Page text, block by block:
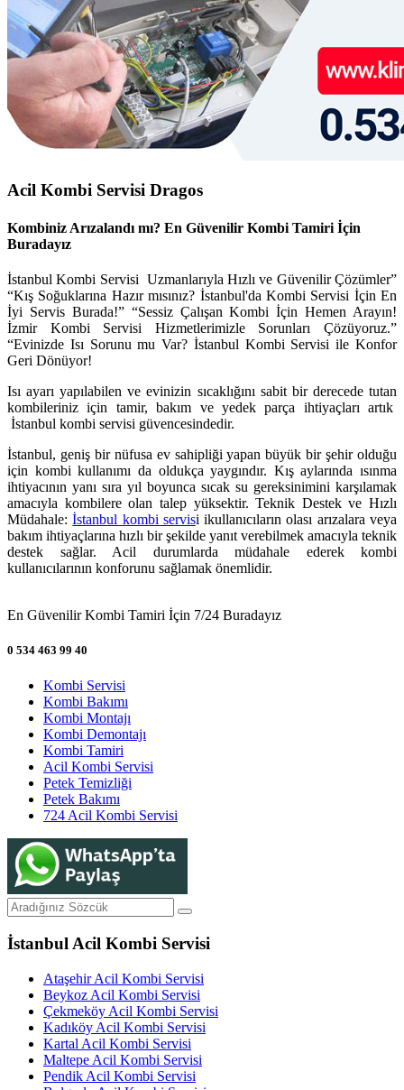
Acil Kombi Servisi Dragos
Kombiniz Arızalandı mı? En Güvenilir Kombi Tamiri İçin
Buradayız
İstanbulKombi Servisi Uzmanlarıyla Hızlı ve Güvenilir Çözümler”
“Kış Soğuklarına Hazır mısınız? İstanbul'da Kombi Servisi İçin En
İyi Servis Burada!” “Sessiz Çalışan Kombi İçin Hemen Arayın!
İzmir Kombi Servisi Hizmetlerimizle Sorunları Çözüyoruz.”
“Evinizde Isı Sorunu mu Var? İstanbul Kombi Servisi ile Konfor
Geri Dönüyor!
Isı ayarı yapılabilen ve evinizin sıcaklığını sabit bir derecede tutan
kombileriniz için tamir, bakım ve yedek parça ihtiyaçları artık
İstanbul kombi servisi güvencesindedir.
İstanbul, geniş bir nüfusa ev sahipliği yapan büyük bir şehir olduğu
için kombi kullanımı da oldukça yaygındır. Kış aylarında ısınma
ihtiyacının yanı sıra yıl boyunca sıcak su gereksinimini karşılamak
amacıyla kombilere olan talep yüksektir. Teknik Destek ve Hızlı
Müdahale:İstanbul kombi servisi ikullanıcıların olası arızalara veya
bakım ihtiyaçlarına hızlı bir şekilde yanıt verebilmek amacıyla teknik
destek sağlar. Acil durumlarda müdahale ederek kombi
kullanıcılarının konforunu sağlamak önemlidir.
En Güvenilir Kombi Tamiri İçin 7/24 Buradayız
0 534 463 99 40
Kombi Servisi
Kombi Bakımı
Kombi Montajı
Kombi Demontajı
Kombi Tamiri
Acil Kombi Servisi
Petek Temizliği
Petek Bakımı
724 Acil Kombi Servisi
İstanbul Acil Kombi Servisi
Ataşehir Acil Kombi Servisi
Beykoz Acil Kombi Servisi
Çekmeköy Acil Kombi Servisi
Kadıköy Acil Kombi Servisi
Kartal Acil Kombi Servisi
Maltepe Acil Kombi Servisi
Pendik Acil Kombi Servisi